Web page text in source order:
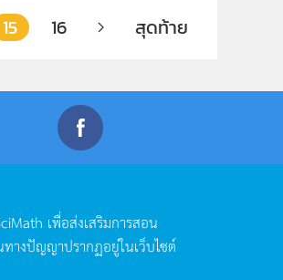
15 16 สุดท้าย
เพื่อส่งเสริมการสอน
างปัญญาปรากฏอยู่ในเว็บไซต์